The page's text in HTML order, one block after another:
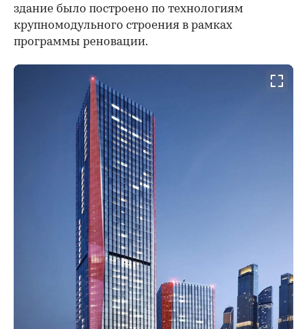
здание было построено по технологиям
крупномодульного строения в рамках
программы реновации.